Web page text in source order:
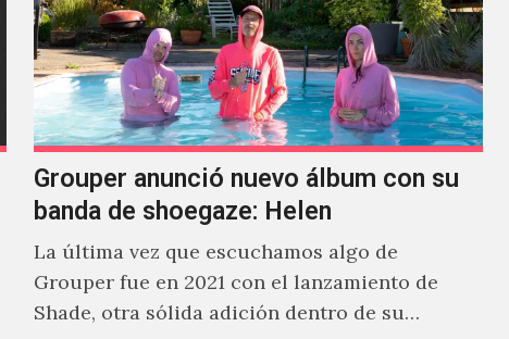
Grouper anunció nuevo álbum con su
banda de shoegaze: Helen
La última vez que escuchamos algo de
Grouper fue en 2021 con el lanzamiento de
Shade, otra sólida adición dentro de su